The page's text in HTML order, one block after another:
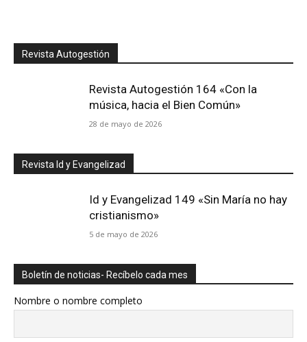
Revista Autogestión
Revista Autogestión 164 «Con la
música, hacia el Bien Común»
28 de mayo de 2026
Revista Id y Evangelizad
Id y Evangelizad 149 «Sin María no hay
cristianismo»
5 de mayo de 2026
Boletín de noticias- Recíbelo cada mes
Nombre o nombre completo